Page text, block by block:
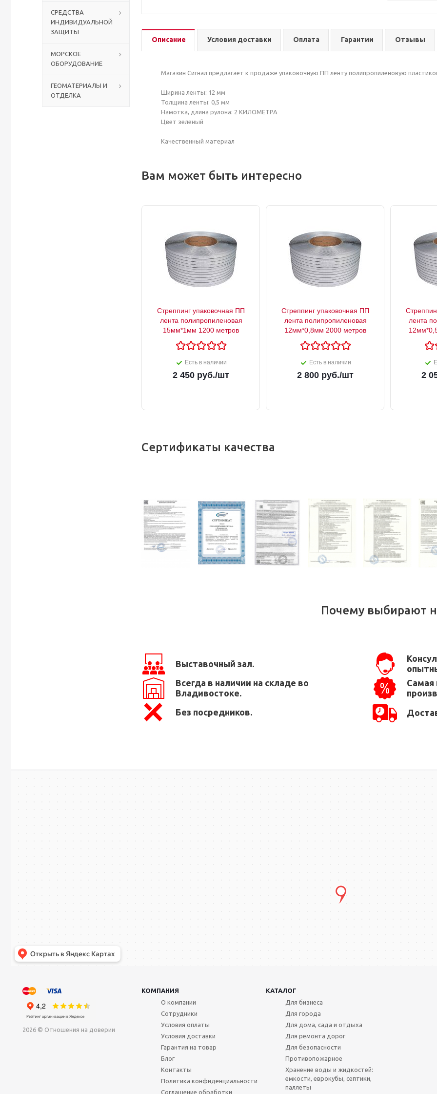
СРЕДСТВА
ИНДИВИДУАЛЬНОЙ
ЗАЩИТЫ
МОРСКОЕ
ОБОРУДОВАНИЕ
ГЕОМАТЕРИАЛЫ И
ОТДЕЛКА
Описание Условия доставки Оплата Гарантии Отзывы
Магазин Сигнал предлагает к продаже упаковочную ПП ленту полипропиленовую
Ширина ленты: 12 мм
Толщина ленты: 0,5 мм
Намотка, длина рулона: 2 КИЛОМЕТРА
Цвет зеленый
Качественный материал
Вам может быть интересно
Стреппинг упаковочная ПП
лента полипропиленовая
15мм*1мм 1200 метров
Есть в наличии
2 450 руб./шт
Стреппинг упаковочная ПП
лента полипропиленовая
12мм*0,8мм 2000 метров
Есть в наличии
2 800 руб./шт
лента
2
Сертификаты качества
Почему выбирают
Выставочный зал.
Всегда в наличии на складе во
Владивостоке.
Самая
Без посредников.
2026 © Отношения на доверии
КОМПАНИЯ
КАТАЛОГ
О компании
Сотрудники
Условия оплаты
Условия доставки
Гарантия на товар
Блог
Контакты
Политика конфиденциальности
Соглашение обработки
Для бизнеса
Для города
Для дома, сада и отдыха
Для ремонта дорог
Для безопасности
Противопожарное
Хранение воды и жидкостей:
емкости, еврокубы, септики,
паллеты
Столы с лавками
Биометрические терминалы
Аккумуляторы аккумуляторные батареи для ИБП